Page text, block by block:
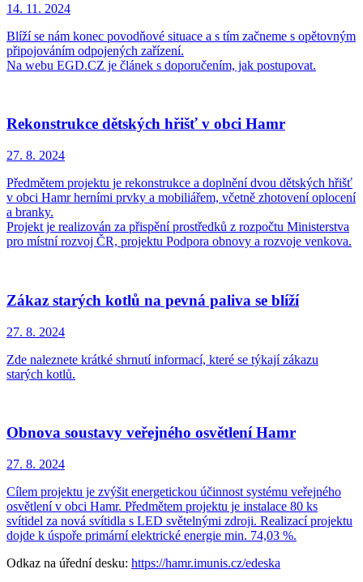
14. 11. 2024
Blíží se nám konec povodňové situace a s tím začneme s opětovným
připojováním odpojených zařízení.
Na webu EGD.CZ je článek s doporučením, jak postupovat.
Rekonstrukce dětských hřišť v obci Hamr
27. 8. 2024
Předmětem projektu je rekonstrukce a doplnění dvou dětských hřišť
v obci Hamr herními prvky a mobiliářem, včetně zhotovení oplocení
a branky.
Projekt je realizován za přispění prostředků z rozpočtu Ministerstva
pro místní rozvoj ČR, projektu Podpora obnovy a rozvoje venkova.
Zákaz starých kotlů na pevná paliva se blíží
27. 8. 2024
Zde naleznete krátké shrnutí informací, které se týkají zákazu
starých kotlů.
Obnova soustavy veřejného osvětlení Hamr
27. 8. 2024
Cílem projektu je zvýšit energetickou účinnost systému veřejného
osvětlení v obci Hamr. Předmětem projektu je instalace 80 ks
svítidel za nová svítidla s LED světelnými zdroji. Realizací projektu
dojde k úspoře primární elektrické energie min. 74,03 %.
Odkaz na úřední desku: https://hamr.imunis.cz/edeska